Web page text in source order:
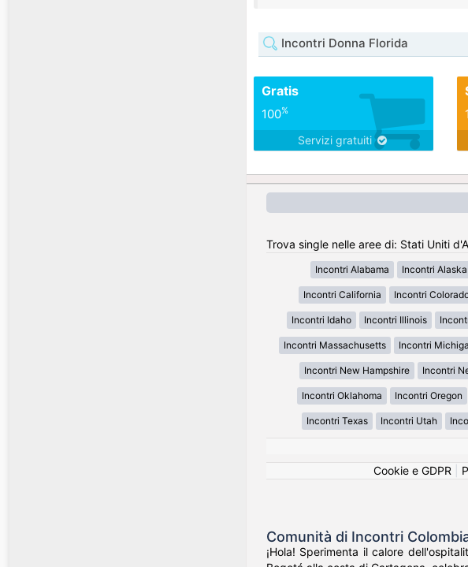
Incontri Donna Florida
Gratis
100%
Servizi gratuiti
Trova single nelle aree di: Stati Uniti
Incontri Alabama Incontri Alaska
Incontri California Incontri
Incontri Idaho Incontri Illinois
Incontri Massachusetts Incontri
Incontri New Hampshire Incontri
Incontri Oklahoma Incontri Oregon
Incontri Texas Incontri Utah
Cookie e GDPR
Comunità di Incontri
¡Hola! Sperimenta il calore